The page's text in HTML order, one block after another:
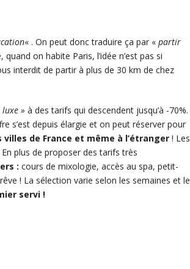
« . On peut donc traduire ça par « partir
on habite Paris, l’idée n’est pas si
interdit de partir à plus de 30 km de chez
luxe » à des tarifs qui descendent jusqu’à -70%.
s’est depuis élargie et on peut réserver pour
de France et même à l’étranger ! Les
plus de proposer des tarifs très
: cours de mixologie, accès au spa, petit-
! La sélection varie selon les semaines et le
servi !